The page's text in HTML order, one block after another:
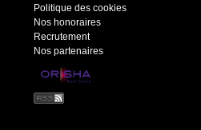
Politique des cookies
Nos honoraires
Recrutement
Nos partenaires